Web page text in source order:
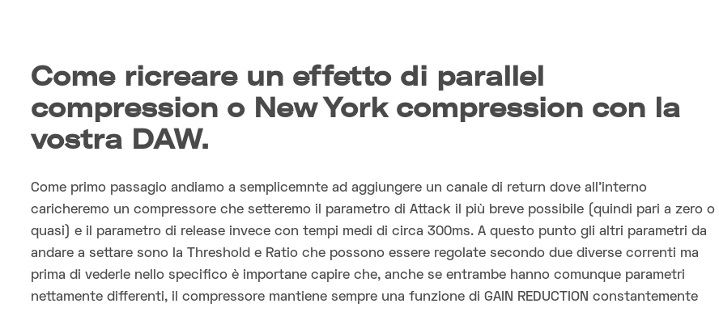
Come ricreare un effetto di parallel
compression o New York compression con la
vostra DAW.
Come primo passagio andiamo a semplicemnte ad aggiungere un canale di return dove all’interno
caricheremo un compressore che setteremo il parametro di Attack il più breve possibile (quindi pari a zero o
quasi) e il parametro di release invece con tempi medi di circa 300ms. A questo punto gli altri parametri da
andare a settare sono la Threshold e Ratio che possono essere regolate secondo due diverse correnti ma
prima di vederle nello specifico è importane capire che, anche se entrambe hanno comunque parametri
nettamente differenti, il compressore mantiene sempre una funzione di GAIN REDUCTION constantemente